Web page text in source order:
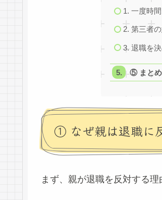
1. 一度時間
2. 第三者
3. 退職を
⑤ まとめ
① なぜ親は退職に
まず、親が退職を反対する